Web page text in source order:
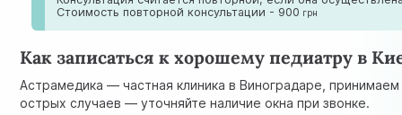
Стоимость повторной консультации - 900 грн
Как записаться к хорошему педиатру в
Астрамедика — частная клиника в Виноградаре,
острых случаев — уточняйте наличие окна при звонке.